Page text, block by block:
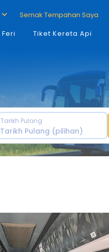
Semak Tempahan Saya
Tiket Kereta Api
Tarikh Pulang